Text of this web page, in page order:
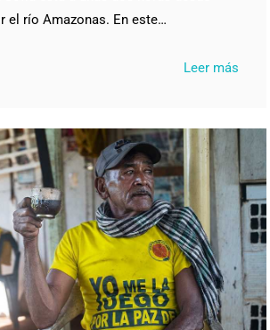
el río Amazonas. En este…
Leer más